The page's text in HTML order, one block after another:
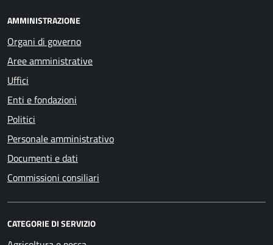
AMMINISTRAZIONE
Organi di governo
Aree amministrative
Uffici
Enti e fondazioni
Politici
Personale amministrativo
Documenti e dati
Commissioni consiliari
CATEGORIE DI SERVIZIO